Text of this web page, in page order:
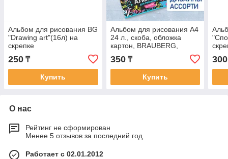
Альбом для рисования BG
"Drawing art"(16л) на
скрепке
250 ₸
Купить
Альбом для рисования А4
24 л., скоба, обложка
картон, BRAUBERG,
203х288 мм, "Граффити"
(2 вида), 106
350₸
Купить
300
О нас
Рейтинг не сформирован
Менее 5 отзывов за последний год
Работает с 02.01.2012